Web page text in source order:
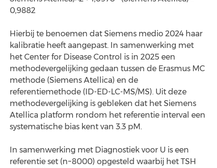
0,9882
Hierbij te benoemen dat Siemens medio 2024 haar
kalibratie heeft aangepast. In samenwerking met
het Center for Disease Control is in 2025 een
methodevergelijking gedaan tussen de Erasmus MC
methode (Siemens Atellica) en de
referentiemethode (ID-ED-LC-MS/MS). Uit deze
methodevergelijking is gebleken dat het Siemens
Atellica platform rondom het referentie interval een
systematische bias kent van 3.3 pM.
In samenwerking met Diagnostiek voor U is een
referentie set (n~8000) opgesteld waarbij het TSH